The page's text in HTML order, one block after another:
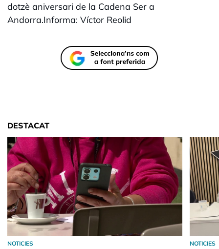
dotzè aniversari de la Cadena Ser a
Andorra.Informa: Víctor Reolid
DESTACAT
NOTICIES NOTICIES